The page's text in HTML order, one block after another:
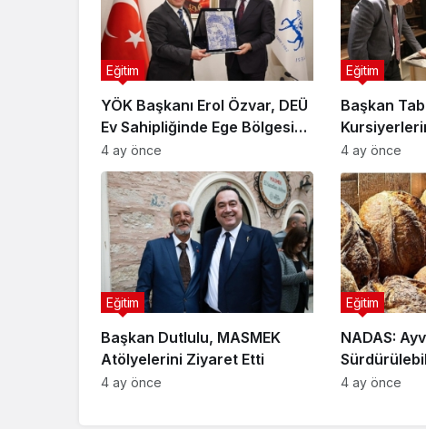
YÖK Başkanı Erol Özvar, DEÜ
Ev Sahipliğinde Ege Bölgesi
Rektörleri ile Buluştu
Eğitim
4 ay önce
Başkan
Eğitim
4 ay önce
Başkan Dutlulu, MASMEK
Atölyelerini Ziyaret Etti
Eğitim
4 ay önce
NADAS:
Geleneksel
Eğitim
4 ay önce